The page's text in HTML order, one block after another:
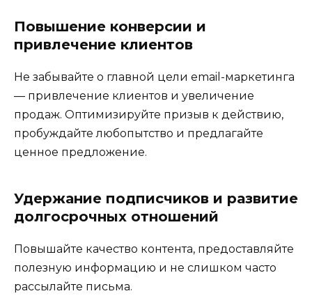
Повышение конверсии и
привлечение клиентов
Не забывайте о главной цели email-маркетинга
— привлечение клиентов и увеличение
продаж. Оптимизируйте призыв к действию,
пробуждайте любопытство и предлагайте
ценное предложение.
Удержание подписчиков и развитие
долгосрочных отношений
Повышайте качество контента, предоставляйте
полезную информацию и не слишком часто
рассылайте письма.